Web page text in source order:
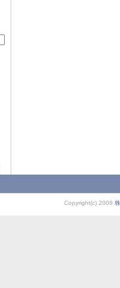
Copyright(c) 2008